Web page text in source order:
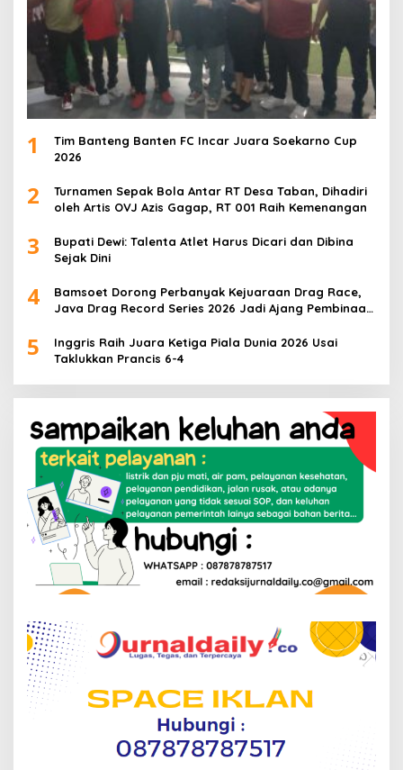
1
Tim Banteng Banten FC Incar Juara Soekarno Cup
2026
2
Turnamen Sepak Bola Antar RT Desa Taban, Dihadiri
oleh Artis OVJ Azis Gagap, RT 001 Raih Kemenangan
3
Bupati Dewi: Talenta Atlet Harus Dicari dan Dibina
Sejak Dini
4
Bamsoet Dorong Perbanyak Kejuaraan Drag Race,
Java Drag Record Series 2026 Jadi Ajang Pembinaan
5
Inggris Raih Juara Ketiga Piala Dunia 2026 Usai
Taklukkan Prancis 6-4